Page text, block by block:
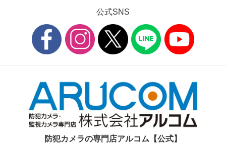
公式SNS
防犯カメラの専門店アルコム【公式】